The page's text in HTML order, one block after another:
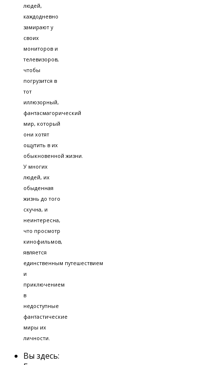
людей,
каждодневно
замирают у
своих
мониторов и
телевизоров,
чтобы
погрузится в
тот
иллюзорный,
фантасмагорический
мир, который
они хотят
ощутить в их
обыкновенной жизни.
У многих
людей, их
обыденная
жизнь до того
скучна, и
неинтересна,
что просмотр
кинофильмов,
является
единственным путешествием
и
приключением
в
недоступные
фантастические
миры их
личности.
Вы здесь: